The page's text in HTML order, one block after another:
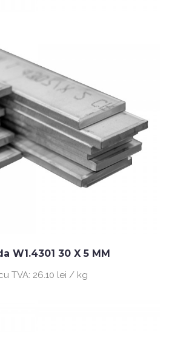
W1.4301 30 X 5 MM
TVA: 26.10 lei / kg